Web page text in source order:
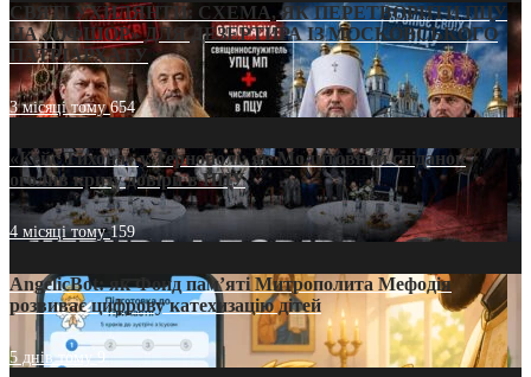
СВЯТІ УХИЛЯНТИ: СХЕМА, ЯК ПЕРЕТВОРИТИ ПЦУ
НА «ОФШОР» ДЛЯ ДЕЗЕРТИРА ІЗ МОСКОВСЬКОГО
ПАТРІАРХАТУ
3 місяці тому654
«Кейс Тихона» у Тернополі: як Молитовний сніданок
оголив кризу довіри в ПЦУ
4 місяці тому159
AngelicBot: як Фонд пам’яті Митрополита Мефодія
розвиває цифрову катехизацію дітей
5 днів тому9